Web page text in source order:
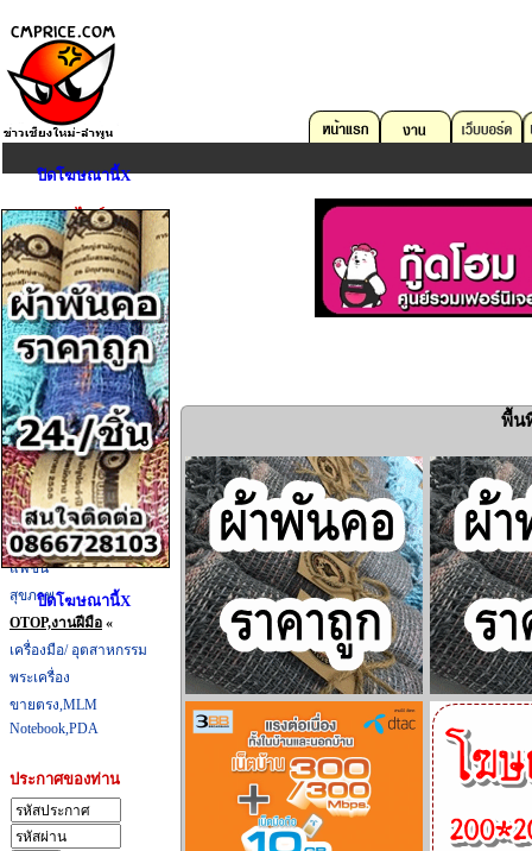
ตลาดออนไลน์
คอมพิวเตอร์
บริการด้าน IT
อสังหาริมทรัพย์
ยานพาหนะ
งาน
อุปกรณ์สื่อสาร
กล้องถ่ายรูป
Game,Entertain
ดนตรี,กีฬา,สัตว์เลี้ยง
การศึกษา,หนังสือ
เครื่องมือเครื่องใช้
ที่กิน,ที่เที่ยว
แฟชั่น
สุขภาพ
OTOP,งานฝีมือ «
เครื่องมือ/ อุตสาหกรรม
พระเครื่อง
ขายตรง,MLM
Notebook,PDA
ประกาศของท่าน
พื้น
ปิดโฆษณานี้X
ปิดโฆษณานี้X